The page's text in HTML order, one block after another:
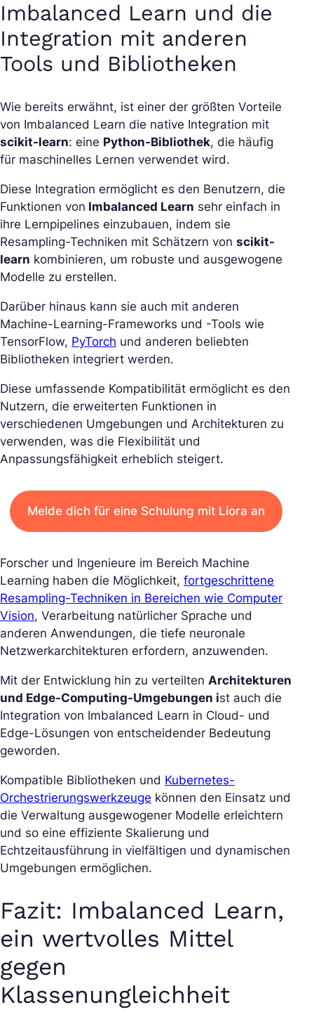
Imbalanced Learn und die
Integration mit anderen
Tools und Bibliotheken
Wie bereits erwähnt, ist einer der größten Vorteile
von Imbalanced Learn die native Integration mit
scikit-learn: eine Python-Bibliothek, die häufig
für maschinelles Lernen verwendet wird.
Diese Integration ermöglicht es den Benutzern, die
Funktionen von Imbalanced Learn sehr einfach in
ihre Lernpipelines einzubauen, indem sie
Resampling-Techniken mit Schätzern von scikit-
learn kombinieren, um robuste und ausgewogene
Modelle zu erstellen.
Darüber hinaus kann sie auch mit anderen
Machine-Learning-Frameworks und -Tools wie
TensorFlow, PyTorch und anderen beliebten
Bibliotheken integriert werden.
Diese umfassende Kompatibilität ermöglicht es den
Nutzern, die erweiterten Funktionen in
verschiedenen Umgebungen und Architekturen zu
verwenden, was die Flexibilität und
Anpassungsfähigkeit erheblich steigert.
Melde dich für eine Schulung mit Liora an
Forscher und Ingenieure im Bereich Machine
Learning haben die Möglichkeit, fortgeschrittene
Resampling-Techniken in Bereichen wie Computer
Vision, Verarbeitung natürlicher Sprache und
anderen Anwendungen, die tiefe neuronale
Netzwerkarchitekturen erfordern, anzuwenden.
Mit der Entwicklung hin zu verteilten Architekturen
und Edge-Computing-Umgebungen ist auch die
Integration von Imbalanced Learn in Cloud- und
Edge-Lösungen von entscheidender Bedeutung
geworden.
Kompatible Bibliotheken und Kubernetes-
Orchestrierungswerkzeuge können den Einsatz und
die Verwaltung ausgewogener Modelle erleichtern
und so eine effiziente Skalierung und
Echtzeitausführung in vielfältigen und dynamischen
Umgebungen ermöglichen.
Fazit: Imbalanced Learn,
ein wertvolles Mittel
gegen
Klassenungleichheit